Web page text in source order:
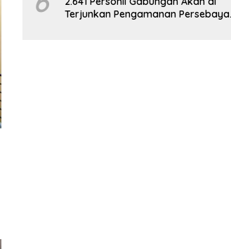
Terjunkan Pengamanan Persebaya